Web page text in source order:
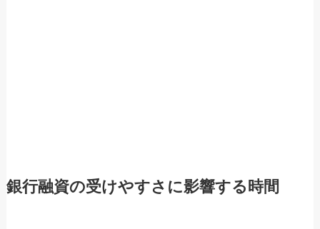
銀行融資の受けやすさに影響する時間